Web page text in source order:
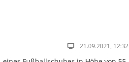
21.09.2021, 12:32